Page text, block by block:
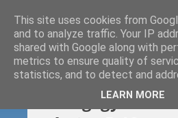
2022. 03. 12.
Hétvégi gyors –
This site uses cookies from
and to analyze traffic. Your IP
shared with Google along with
metrics to ensure quality of
statistics, and to detect and
LEARN MORE